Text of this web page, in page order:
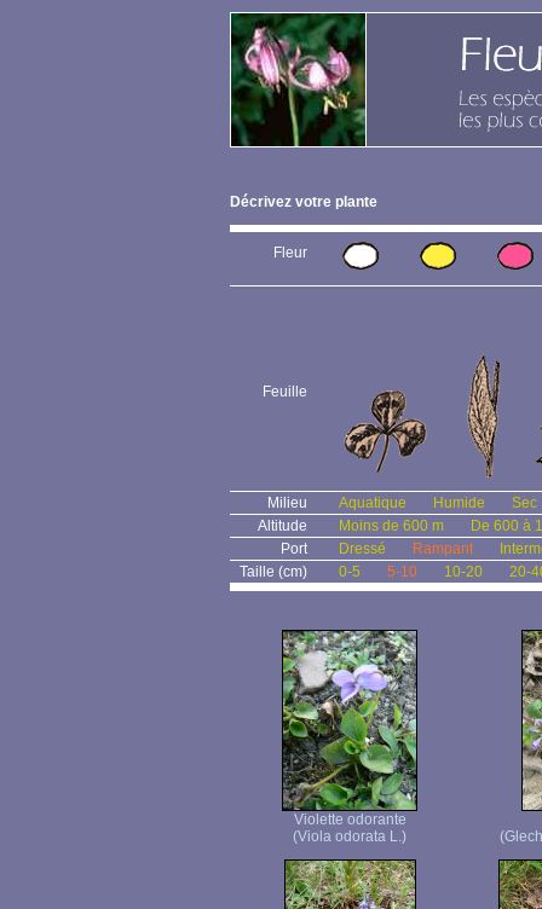
Décrivez votre plante
Fleur
Feuille
Milieu Aquatique Humide
Sec
Altitude
Moins de 600 m
De 600 à
Port
Dressé Rampant
Taille (cm)
0-5 5-10 10-20 20-
Violette odorante
(Viola odorata L.)